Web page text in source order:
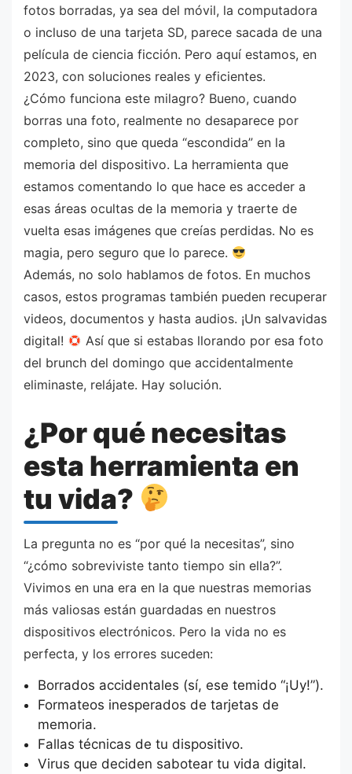
fotos borradas, ya sea del móvil, la computadora
o incluso de una tarjeta SD, parece sacada de una
película de ciencia ficción. Pero aquí estamos, en
2023, con soluciones reales y eficientes.
¿Cómo funciona este milagro? Bueno, cuando
borras una foto, realmente no desaparece por
completo, sino que queda “escondida” en la
memoria del dispositivo. La herramienta que
estamos comentando lo que hace es acceder a
esas áreas ocultas de la memoria y traerte de
vuelta esas imágenes que creías perdidas. No es
magia, pero seguro que lo parece.
Además, no solo hablamos de fotos. En muchos
casos, estos programas también pueden recuperar
videos, documentos y hasta audios. ¡Un salvavidas
digital!
Así que si estabas llorando por esa foto
del brunch del domingo que accidentalmente
eliminaste, relájate. Hay solución.
¿Por qué necesitas
esta herramienta en
tu vida?
La pregunta no es “por qué la necesitas”, sino
“¿cómo sobreviviste tanto tiempo sin ella?”.
Vivimos en una era en la que nuestras memorias
más valiosas están guardadas en nuestros
dispositivos electrónicos. Pero la vida no es
perfecta, y los errores suceden:
Borrados accidentales (sí, ese temido “¡Uy!”).
Formateos inesperados de tarjetas de
memoria.
Fallas técnicas de tu dispositivo.
Virus que deciden sabotear tu vida digital.